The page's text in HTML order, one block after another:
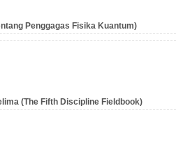
Penggagas Fisika Kuantum)
(The Fifth Discipline Fieldbook)